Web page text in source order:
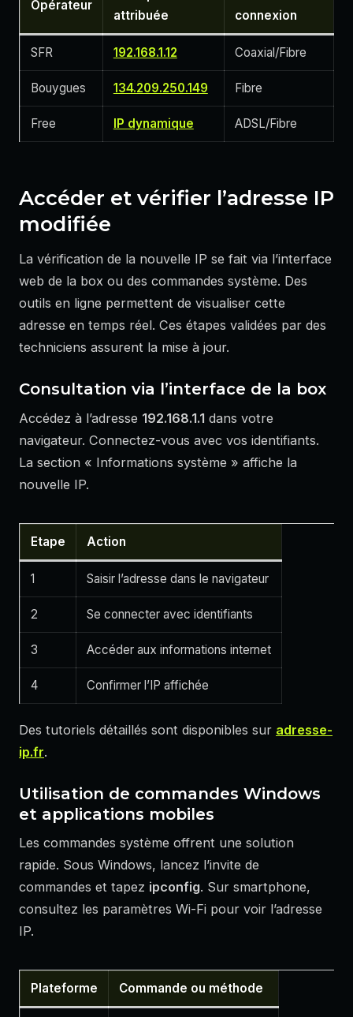
Opérateur
attribuée
connexion
SFR 192.168.1.12 Coaxial/Fibre
Bouygues 134.209.250.149 Fibre
Free IP dynamique ADSL/Fibre
Accéder et vérifier l’adresse IP
modifiée
La vérification de la nouvelle IP se fait via l’interface
web de la box ou des commandes système. Des
outils en ligne permettent de visualiser cette
adresse en temps réel. Ces étapes validées par des
techniciens assurent la mise à jour.
Consultation via l’interface de la box
Accédez à l’adresse 192.168.1.1 dans votre
navigateur. Connectez-vous avec vos identifiants.
La section « Informations système » affiche la
nouvelle IP.
Etape Action
1 Saisir l’adresse dans le navigateur
2 Se connecter avec identifiants
3 Accéder aux informations internet
4 Confirmer l’IP affichée
Des tutoriels détaillés sont disponibles sur adresse-
ip.fr.
Utilisation de commandes Windows
et applications mobiles
Les commandes système offrent une solution
rapide. Sous Windows, lancez l’invite de
commandes et tapez ipconfig. Sur smartphone,
consultez les paramètres Wi-Fi pour voir l’adresse
IP.
Plateforme Commande ou méthode